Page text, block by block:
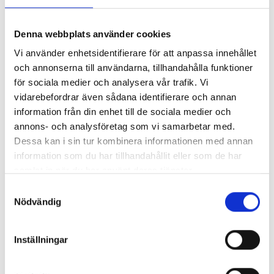
Denna webbplats använder cookies
Vi använder enhetsidentifierare för att anpassa innehållet
och annonserna till användarna, tillhandahålla funktioner
för sociala medier och analysera vår trafik. Vi
vidarebefordrar även sådana identifierare och annan
information från din enhet till de sociala medier och
annons- och analysföretag som vi samarbetar med.
Dessa kan i sin tur kombinera informationen med annan
information som du har tillhandahållit eller som de har
Nödvändig
Inställningar
Peter Frejd.
det om att lära barnen vissa
högre att lära dem använda
programmering för att stimulera
matematiken. Ju äldre barnen blir, desto mer kan man
integrera programmering i andra ämnen.
När företag tar kontakt för att saluföra läromedel är det
viktigt att veta vad det är för lärande man vill stödja,
understryker Anette Jahnke. Fråga också vad som krävs för
men det finns skäl att vara vaksam.
– Dels kan det finnas ett genusperspektiv genom att tjejer